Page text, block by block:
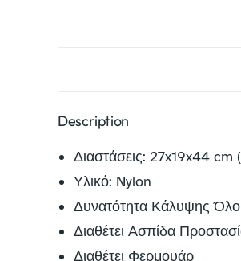
Description
Διαστάσεις: 27x19x44 cm
Υλικό: Nylon
Δυνατότητα Κάλυψης
Διαθέτει Ασπίδα
Διαθέτει Φερμουάρ